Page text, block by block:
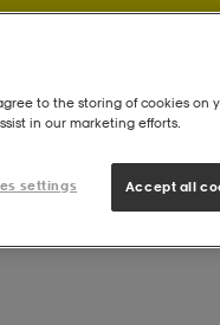
to the storing of cookies on
in our marketing efforts.
settings Accept all